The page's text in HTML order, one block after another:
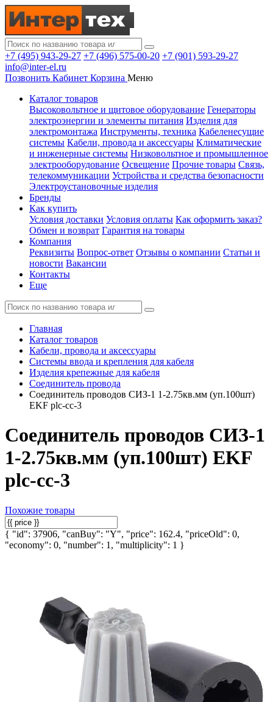
+7 (495) 943-29-27 +7 (496) 575-00-20 +7 (901) 593-29-27
info@inter-el.ru
Позвонить Кабинет Корзина Меню
Каталог товаров
Высоковольтное и щитовое оборудование Генераторы
электроэнергии и элементы питания Изделия для
электромонтажа Инструменты, техника Кабеленесущие
системы Кабели, провода и аксессуары Климатические
и инженерные системы Низковольтное и промышленное
электрооборудование Освещение Прочие товары Связь,
телекоммуникации Устройства и средства безопасности
Электроустановочные изделия
Бренды
Как купить
Условия доставки Условия оплаты Как оформить заказ?
Обмен и возврат Гарантия на товары
Компания
Реквизиты Вопрос-ответ Отзывы о компании Статьи и
новости Вакансии
Контакты
Еще
Главная
Каталог товаров
Кабели, провода и аксессуары
Системы ввода и крепления для кабеля
Изделия крепежные для кабеля
Соединитель провода
Соединитель проводов СИЗ-1 1-2.75кв.мм (уп.100шт)
EKF plc-cc-3
Соединитель проводов СИЗ-1
1-2.75кв.мм (уп.100шт) EKF
plc-cc-3
Похожие товары
{ "id": 37906, "canBuy": "Y", "price": 162.4, "priceOld": 0,
"economy": 0, "number": 1, "multiplicity": 1 }